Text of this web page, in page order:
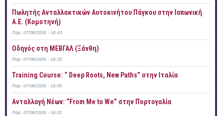
Πωλητής Ανταλλακτικών Αυτοκινήτου Πάγκου στην Ιαπωνική
Α.Ε. (Κομοτηνή)
Παρ, 07/08/2026 - 18:43
Οδηγός στη ΜΕΒΓΑΛ (Ξάνθη)
Παρ, 07/08/2026 - 16:32
Training Course: “ Deep Roots, New Paths” στην Ιταλία
Παρ, 07/08/2026 - 16:05
Ανταλλαγή Νέων: “From Me to We” στην Πορτογαλία
Παρ, 07/08/2026 - 16:02